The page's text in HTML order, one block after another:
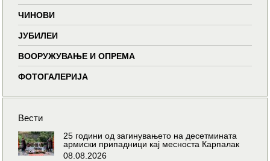
ЧИНОВИ
ЈУБИЛЕИ
ВООРУЖУВАЊЕ И ОПРЕМА
ФОТОГАЛЕРИЈА
Вести
25 години од загинувањето на десетмината
армиски припадници кај месноста Карпалак
08.08.2026